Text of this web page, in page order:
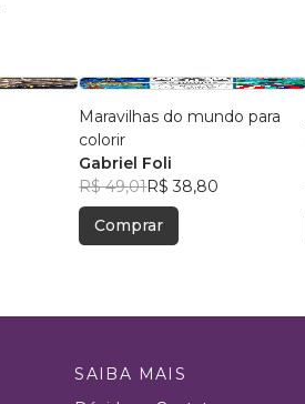
Maravilhas do mundo para
colorir
Gabriel Foli
R$ 49,01R$ 38,80
Comprar
SAIBA MAIS